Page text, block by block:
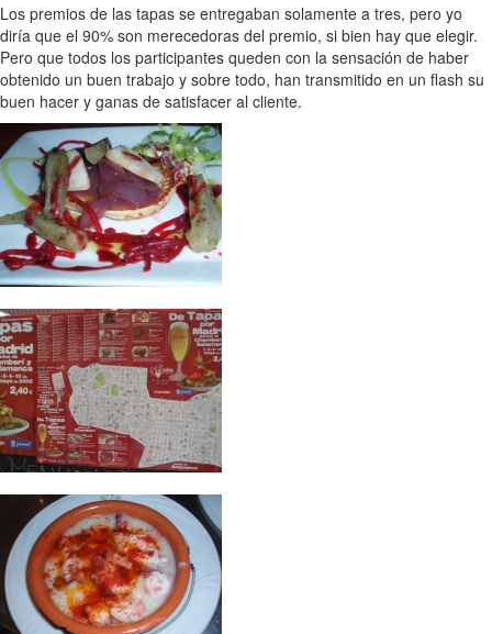
Los premios de las tapas se entregaban solamente a tres, pero yo
diría que el 90% son merecedoras del premio, si bien hay que elegir.
Pero que todos los participantes queden con la sensación de haber
obtenido un buen trabajo y sobre todo, han transmitido en un flash su
buen hacer y ganas de satisfacer al cliente.